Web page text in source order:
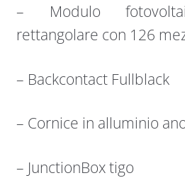
– Modulo
rettangolare con 126
– Backcontact Fullblack
– Cornice in alluminio
– JunctionBox tigo